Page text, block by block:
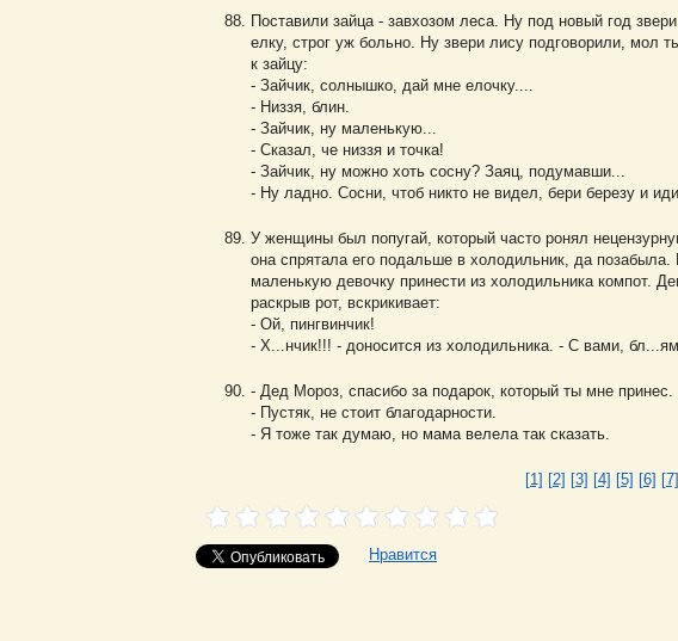
Поставили зайца - завхозом леса. Ну под новый год
елку, строг уж больно. Ну звери лису подговорили, мол
к зайцу:
- Зайчик, солнышко, дай мне елочку....
- Низзя, блин.
- Зайчик, ну маленькую...
- Сказал, че низзя и точка!
- Зайчик, ну можно хоть сосну? Заяц, подумавши...
- Ну ладно. Сосни, чтоб никто не видел, бери березу и
У женщины был попугай, который часто ронял
она спрятала его подальше в холодильник, да позабыла.
маленькую девочку принести из холодильника компот.
раскрыв рот, вскрикивает:
- Ой, пингвинчик!
- Х...нчик!!! - доносится из холодильника. - С вами,
- Дед Мороз, спасибо за подарок, который ты мне принес.
- Пустяк, не стоит благодарности.
- Я тоже так думаю, но мама велела так сказать.
[1] [2] [3] [4] [5] [6] [7]
Нравится